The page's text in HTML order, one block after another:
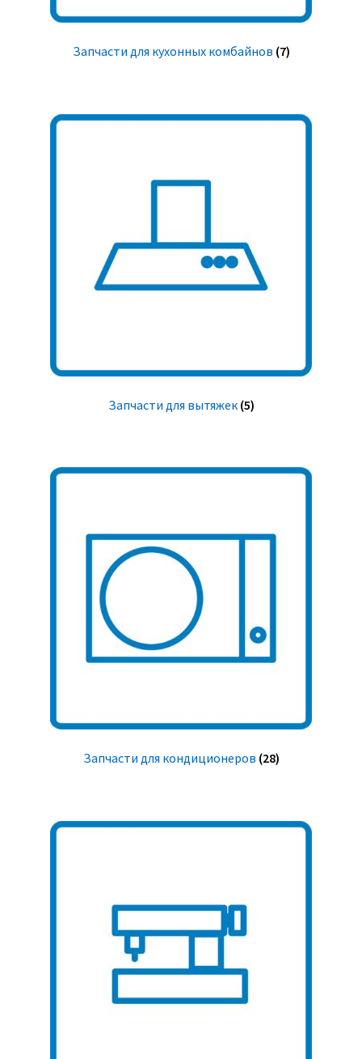
Запчасти для кухонных комбайнов (7)
Запчасти для вытяжек (5)
Запчасти для кондиционеров (28)